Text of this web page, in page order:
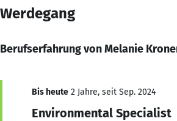
Werdegang
Berufserfahrung von Melanie
Bis heute 2 Jahre, seit Sep. 2024
Environmental Specialist